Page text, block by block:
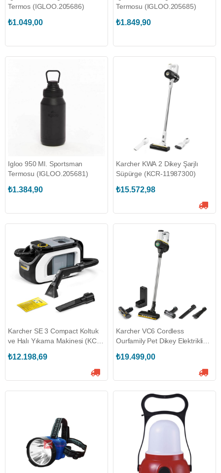
Termos (IGLOO.205686)
₺1.049,00
Termosu (IGLOO.205685)
₺1.849,90
Igloo 950 Ml. Sportsman
Termosu (IGLOO.205681)
₺1.384,90
Karcher KWA 2 Dikey Şarjlı
Süpürge (KCR-11987300)
₺15.572,98
Karcher SE 3 Compact Koltuk
ve Halı Yıkama Makinesi (KCR-
₺12.198,69
Karcher VC6 Cordless
Ourfamily Pet Dikey Elektrikli
₺19.499,00